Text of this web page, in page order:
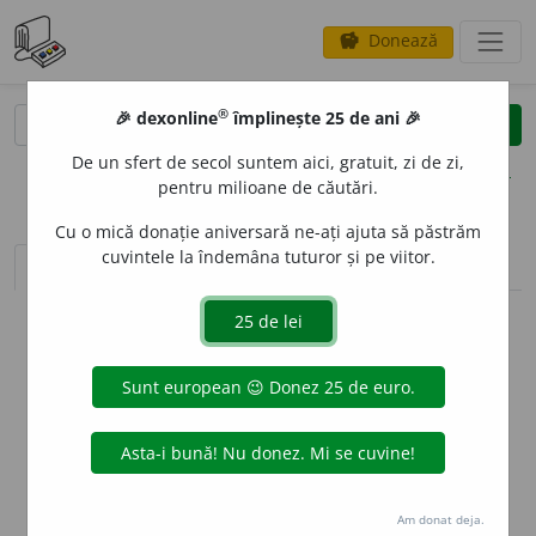
savings Donează
clear
opțiuni
sinteza definițiilor (1) definiții (2) conjugări
info
Aceste definiții sunt compilate de
echipa dexonline. Definițiile
originale se află pe filadefiniții.
preferințe
🎉 dexonline® împlinește 25 de ani 🎉
De un sfert de secol suntem aici, gratuit, zi de zi,
pentru milioane de căutări.
Cu o mică donație aniversară ne-ați ajuta să păstrăm
cuvintele la îndemâna tuturor și pe viitor.
Am donat deja.